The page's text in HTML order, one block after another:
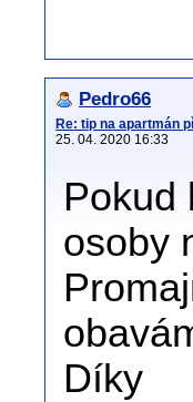
Pedro66
Re: tip na apartmán
25. 04. 2020 16:33
Pokud
osoby
Díky